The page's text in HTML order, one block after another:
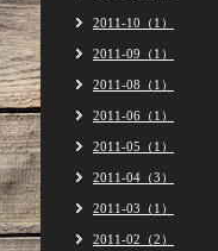
2011-10（1）
2011-09（1）
2011-08（1）
2011-06（1）
2011-05（1）
2011-04（3）
2011-03（1）
2011-02（2）